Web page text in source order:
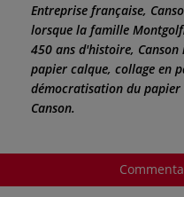
Entreprise française,
lorsque la famille
450 ans d'histoire, Canson
papier calque, collage en
démocratisation du papier
Canson.